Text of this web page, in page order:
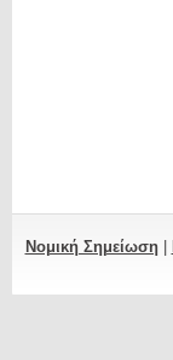
Νομική Σημείωση|